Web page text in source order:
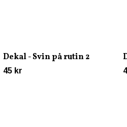
Dekal - Svin på rutin 2
45 kr